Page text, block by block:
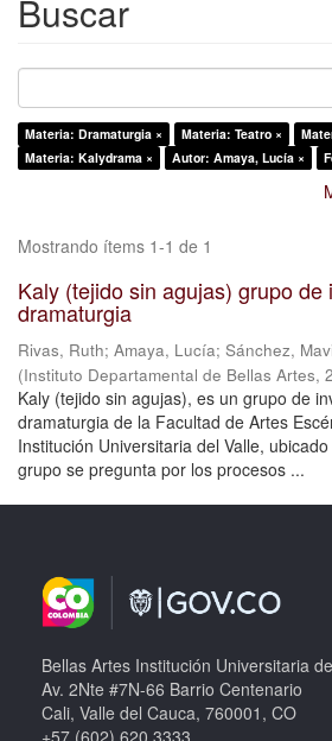
Buscar
Materia: Dramaturgia × Materia: Teatro ×
Materia: Kalydrama ×
Autor: Amaya, Lucía ×
Mostrando ítems 1-1 de 1
Kaly (tejido sin agujas) grupo de
dramaturgia
Rivas, Ruth; Amaya, Lucía; Sánchez,
(Instituto Departamental de Bellas Artes,
Kaly (tejido sin agujas), es un grupo de
dramaturgia de la Facultad de Artes
Institución Universitaria del Valle,
grupo se pregunta por los procesos ...
Bellas Artes Institución Universitaria
Av. 2Nte #7N-66 Barrio Centenario
Cali, Valle del Cauca, 760001, CO
+57 (602) 620 3333